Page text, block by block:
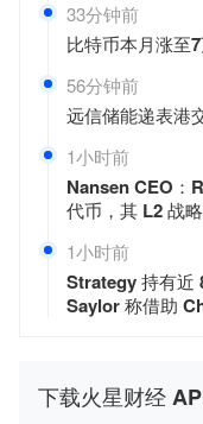
33分钟前
比特币本月涨至
56分钟前
远信储能递表港
1小时前
Nansen CEO：
代币，其 L2 战
1小时前
Strategy 持有近
Saylor 称借助
下载火星财经